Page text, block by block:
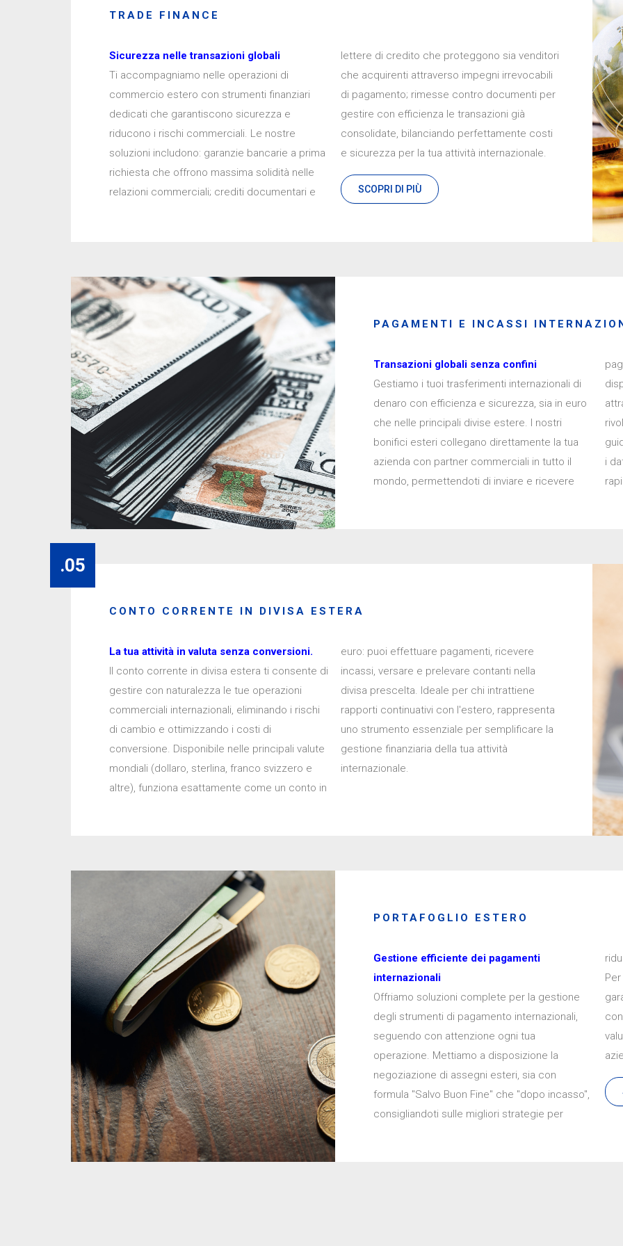
TRADE FINANCE
Sicurezza nelle transazioni globali
Ti accompagniamo nelle operazioni di
commercio estero con strumenti finanziari
dedicati che garantiscono sicurezza e
riducono i rischi commerciali. Le nostre
soluzioni includono: garanzie bancarie a prima
richiesta che offrono massima solidità nelle
relazioni commerciali; crediti documentari e
lettere di credito che proteggono sia venditori
che acquirenti attraverso impegni irrevocabili
di pagamento; rimesse contro documenti per
gestire con efficienza le transazioni già
consolidate, bilanciando perfettamente costi
e sicurezza per la tua attività internazionale.
SCOPRI DI PIÙ
PAGAMENTI E INCASSI
Transazioni globali senza confini
Gestiamo i tuoi trasferimenti internazionali di
denaro con efficienza e sicurezza, sia in euro
che nelle principali divise estere. I nostri
bonifici esteri collegano direttamente la tua
azienda con partner commerciali in tutto il
mondo, permettendoti di inviare e ricevere
disporre le tue operazioni comodamente
attraverso il nostro Home Banking o
rivolgendoti ai nostri consulenti in filiale, che ti
guideranno nella compilazione corretta di tutti
i dati necessari per garantire trasferimenti
CONTO CORRENTE IN DIVISA ESTERA
La tua attività in valuta senza conversioni.
Il conto corrente in divisa estera ti consente di
gestire con naturalezza le tue operazioni
commerciali internazionali, eliminando i rischi
di cambio e ottimizzando i costi di
conversione. Disponibile nelle principali valute
mondiali (dollaro, sterlina, franco svizzero e
altre), funziona esattamente come un conto in
euro: puoi effettuare pagamenti, ricevere
incassi, versare e prelevare contanti nella
divisa prescelta. Ideale per chi intrattiene
rapporti continuativi con l'estero, rappresenta
uno strumento essenziale per semplificare la
gestione finanziaria della tua attività
internazionale.
.05
PORTAFOGLIO ESTERO
Gestione efficiente dei pagamenti
internazionali
Offriamo soluzioni complete per la gestione
degli strumenti di pagamento internazionali,
seguendo con attenzione ogni tua
operazione. Mettiamo a disposizione la
negoziazione di assegni esteri, sia con
formula "Salvo Buon Fine" che "dopo incasso",
consigliandoti sulle migliori strategie per
garantisce incassi elettronici veloci e sicuri,
con accredito a data certa e senza perdita di
valuta, ottimizzando i flussi finanziari della tua